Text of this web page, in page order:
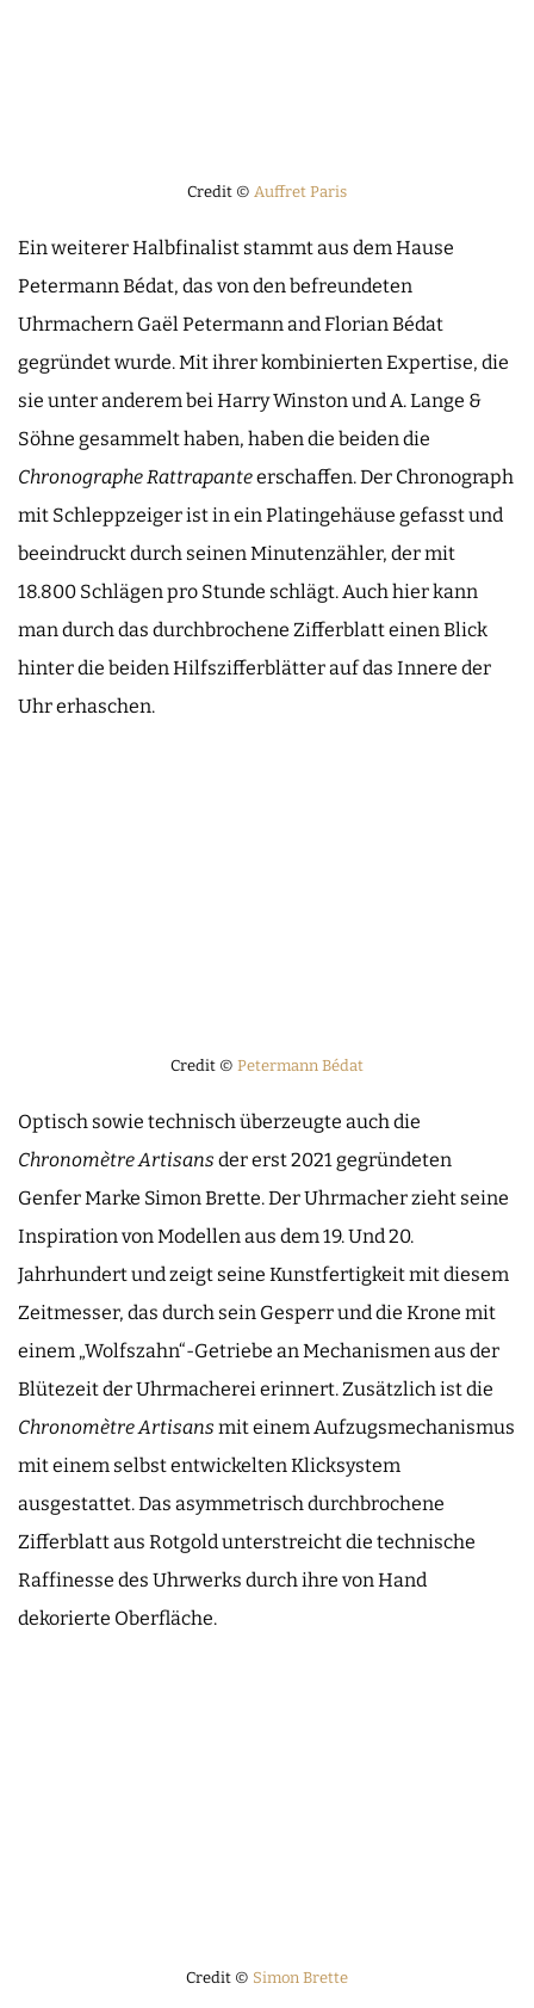
Credit © Auffret Paris
Ein weiterer Halbfinalist stammt aus dem Hause
Petermann Bédat, das von den befreundeten
Uhrmachern Gaël Petermann and Florian Bédat
gegründet wurde. Mit ihrer kombinierten Expertise, die
sie unter anderem bei Harry Winston und A. Lange &
Söhne gesammelt haben, haben die beiden die
Chronographe Rattrapanteerschaffen. Der Chronograph
mit Schleppzeiger ist in ein Platingehäuse gefasst und
beeindruckt durch seinen Minutenzähler, der mit
18.800 Schlägen pro Stunde schlägt. Auch hier kann
man durch das durchbrochene Zifferblatt einen Blick
hinter die beiden Hilfszifferblätter auf das Innere der
Uhr erhaschen.
Credit © Petermann Bédat
Optisch sowie technisch überzeugte auch die
Chronomètre Artisans der erst 2021 gegründeten
Genfer Marke Simon Brette. Der Uhrmacher zieht seine
Inspiration von Modellen aus dem 19. Und 20.
Jahrhundert und zeigt seine Kunstfertigkeit mit diesem
Zeitmesser, das durch sein Gesperr und die Krone mit
einem „Wolfszahn“-Getriebe an Mechanismen aus der
Blütezeit der Uhrmacherei erinnert. Zusätzlich ist die
Chronomètre Artisans mit einem Aufzugsmechanismus
mit einem selbst entwickelten Klicksystem
ausgestattet. Das asymmetrisch durchbrochene
Zifferblatt aus Rotgold unterstreicht die technische
Raffinesse des Uhrwerks durch ihre von Hand
dekorierte Oberfläche.
Credit © Simon Brette